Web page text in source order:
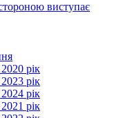
виступає
рік
рік
рік
рік